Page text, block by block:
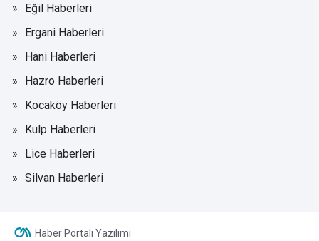
Eğil Haberleri
Ergani Haberleri
Hani Haberleri
Hazro Haberleri
Kocaköy Haberleri
Kulp Haberleri
Lice Haberleri
Silvan Haberleri
Haber Portalı Yazılımı